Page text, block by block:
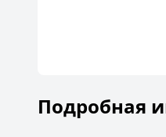
Подробная